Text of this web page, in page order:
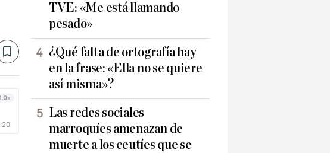
Save
TVE: «Me está llamando
pesado»
¿Qué falta de ortografía hay
en la frase: «Ella no se quiere
así misma»?
Las redes sociales
marroquíes amenazan de
muerte a los ceutíes que se